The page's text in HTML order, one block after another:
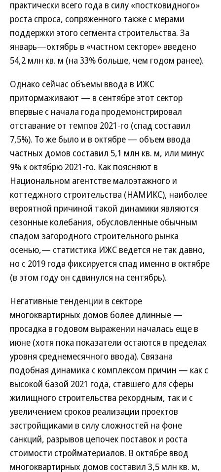
практически всего года в силу «постковидного»
роста спроса, сопряженного также с мерами
поддержки этого сегмента строительства. За
январь—октябрь в «частном секторе» введено
54,2 млн кв. м (на 33% больше, чем годом ранее).
Однако сейчас объемы ввода в ИЖС
притормаживают — в сентябре этот сектор
впервые с начала года продемонстрировал
отставание от темпов 2021-го (спад составил
7,5%). То же было и в октябре — объем ввода
частных домов составил 5,1 млн кв. м, или минус
9% к октябрю 2021-го. Как поясняют в
Национальном агентстве малоэтажного и
коттеджного строительства (НАМИКС), наиболее
вероятной причиной такой динамики являются
сезонные колебания, обусловленные обычным
спадом загородного строительного рынка
осенью,— статистика ИЖС ведется не так давно,
но с 2019 года фиксируется спад именно в октябре
(в этом году он сдвинулся на сентябрь).
Негативные тенденции в секторе
многоквартирных домов более длинные —
просадка в годовом выражении началась еще в
июне (хотя пока показатели остаются в пределах
уровня среднемесячного ввода). Связана
подобная динамика с комплексом причин — как с
высокой базой 2021 года, ставшего для сферы
жилищного строительства рекордным, так и с
увеличением сроков реализации проектов
застройщиками в силу сложностей на фоне
санкций, разрывов цепочек поставок и роста
стоимости стройматериалов. В октябре ввод
многоквартирных домов составил 3,5 млн кв. м,